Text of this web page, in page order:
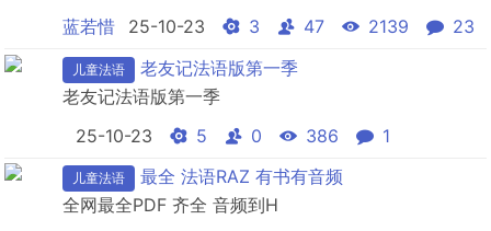
是找了老师，找一个专业的老师还是有必要的，老师会
纠正发音！但是各位宝妈们一定要擦亮眼睛选老师！我
第一次选的西语老师水平不行（我闺蜜学语言的，她听
了一次就发现问题了），后来还是她推荐给我一个老
蓝若惜 25-10-23 3 47 2139 23
儿童法语
老友记法语版第一季
老友记法语版第一季
25-10-23
5 0 386 1
儿童法语
最全 法语RAZ 有书有音频
全网最全PDF 齐全 音频到H